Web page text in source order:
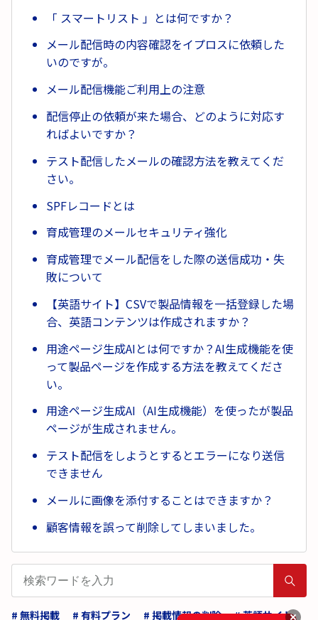
「 スマートリスト 」とは何ですか？
メール配信時の内容確認をイプロスに依頼した
いのですが。
メール配信機能ご利用上の注意
配信停止の依頼が来た場合、どのように対応す
ればよいですか？
テスト配信したメールの確認方法を教えてくだ
さい。
SPFレコードとは
育成管理のメールセキュリティ強化
育成管理でメール配信をした際の送信成功・失
敗について
【英語サイト】CSVで製品情報を一括登録した場
合、英語コンテンツは作成されますか？
用途ページ生成AIとは何ですか？AI生成機能を使
って製品ページを作成する方法を教えてくださ
い。
用途ページ生成AI（AI生成機能）を使ったが製品
ページが生成されません。
テスト配信をしようとするとエラーになり送信
できません
メールに画像を添付することはできますか？
顧客情報を誤って削除してしまいました。
# 無料掲載 # 有料プラン # 掲載情報の削除 # 英語サイト